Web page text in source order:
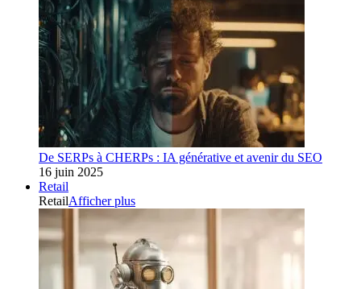
De SERPs à CHERPs : IA générative et avenir du SEO
16 juin 2025
Retail
RetailAfficher plus